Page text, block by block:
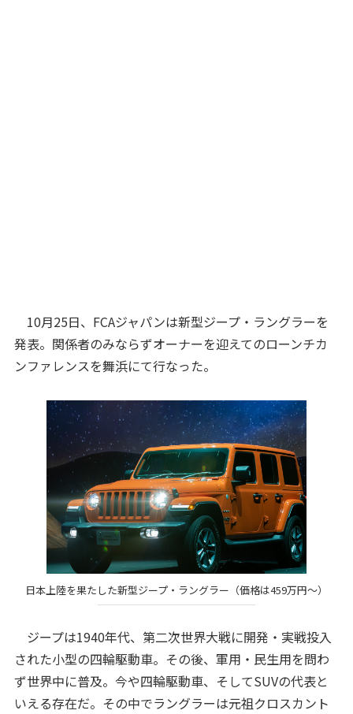
10月25日、FCAジャパンは新型ジープ・ラングラーを
発表。関係者のみならずオーナーを迎えてのローンチカ
ンファレンスを舞浜にて行なった。
日本上陸を果たした新型ジープ・ラングラー（価格は459万円～）
ジープは1940年代、第二次世界大戦に開発・実戦投入
された小型の四輪駆動車。その後、軍用・民生用を問わ
ず世界中に普及。今や四輪駆動車、そしてSUVの代表と
いえる存在だ。その中でラングラーは元祖クロスカント